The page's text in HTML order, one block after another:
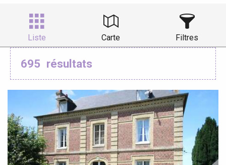
Liste Carte Filtres
695 résultats